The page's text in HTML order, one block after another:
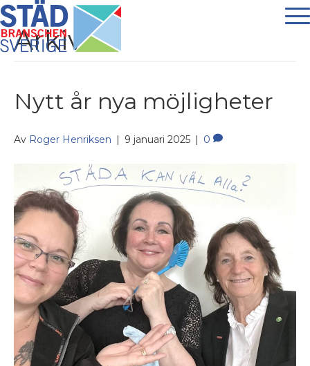
Arkiv
Nytt år nya möjligheter
Av Roger Henriksen | 9 januari 2025 | 0